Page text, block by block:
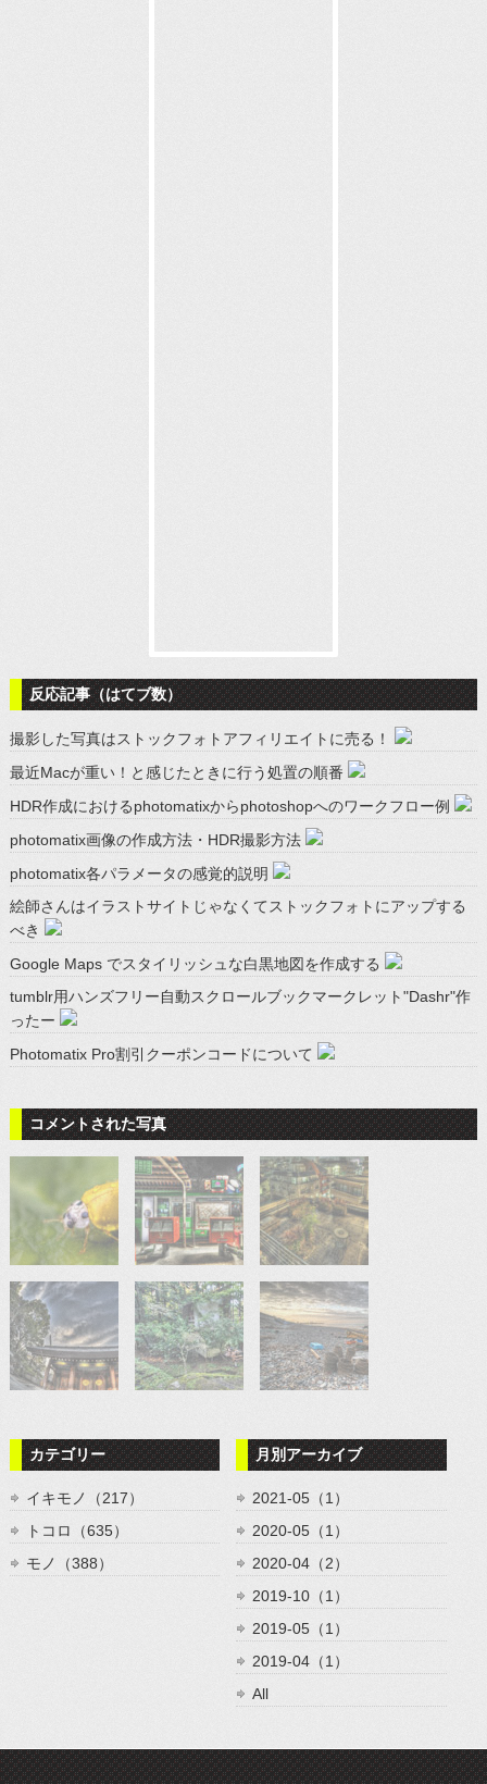
反応記事（はてブ数）
撮影した写真はストックフォトアフィリエイトに売る！
最近Macが重い！と感じたときに行う処置の順番
HDR作成におけるphotomatixからphotoshopへのワークフロー例
photomatix画像の作成方法・HDR撮影方法
photomatix各パラメータの感覚的説明
絵師さんはイラストサイトじゃなくてストックフォトにアップする
べき
Google Maps でスタイリッシュな白黒地図を作成する
tumblr用ハンズフリー自動スクロールブックマークレット"Dashr"作
ったー
Photomatix Pro割引クーポンコードについて
コメントされた写真
カテゴリー
イキモノ（217）
トコロ（635）
モノ（388）
月別アーカイブ
2021-05（1）
2020-05（1）
2020-04（2）
2019-10（1）
2019-05（1）
2019-04（1）
All